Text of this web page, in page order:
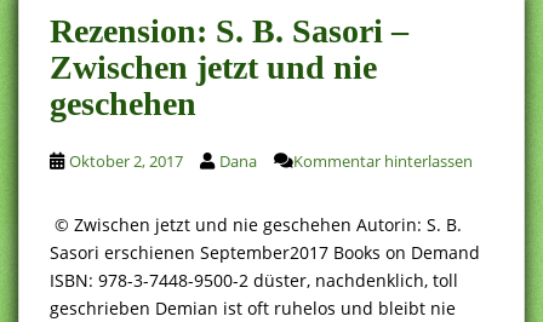
Rezension: S. B. Sasori –
Zwischen jetzt und nie
geschehen
Oktober 2, 2017 Dana Kommentar hinterlassen
© Zwischen jetzt und nie geschehen Autorin: S. B.
Sasori erschienen September2017 Books on Demand
ISBN: 978-3-7448-9500-2 düster, nachdenklich, toll
geschrieben Demian ist oft ruhelos und bleibt nie